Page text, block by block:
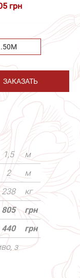
грн
ЗАКАЗАТЬ
1,5
м
2
м
238
кг
805
грн
440
грн
з